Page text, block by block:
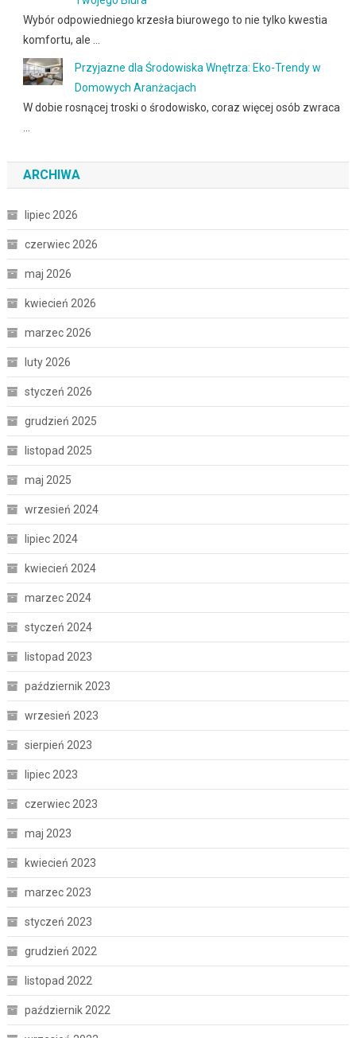
Wybór odpowiedniego krzesła biurowego to nie tylko kwestia
komfortu, ale …
Przyjazne dla Środowiska Wnętrza: Eko-Trendy w
Domowych Aranżacjach
W dobie rosnącej troski o środowisko, coraz więcej osób zwraca
…
ARCHIWA
lipiec 2026
czerwiec 2026
maj 2026
kwiecień 2026
marzec 2026
luty 2026
styczeń 2026
grudzień 2025
listopad 2025
maj 2025
wrzesień 2024
lipiec 2024
kwiecień 2024
marzec 2024
styczeń 2024
listopad 2023
październik 2023
wrzesień 2023
sierpień 2023
lipiec 2023
czerwiec 2023
maj 2023
kwiecień 2023
marzec 2023
styczeń 2023
grudzień 2022
listopad 2022
październik 2022